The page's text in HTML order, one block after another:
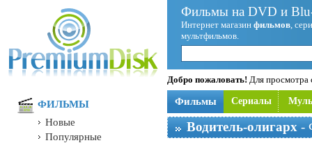
Фильмы на DVD и
Интернет магазин фильмов,
мультфильмов.
Добро пожаловать! Для просмотра
Фильмы Сериалы
Водитель-олигарх -
ФИЛЬМЫ
Новые
Популярные